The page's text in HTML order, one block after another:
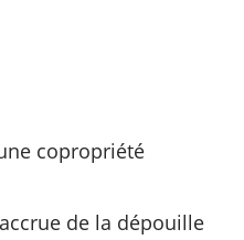
copropriété
de la dépouille